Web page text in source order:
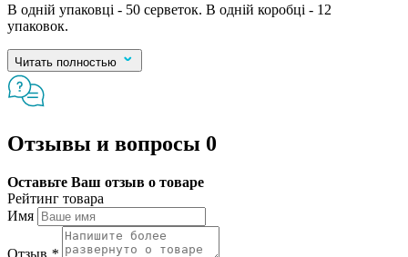
В одній упаковці - 50 серветок. В одній коробці - 12
упаковок.
Читать полностью
Отзывы и вопросы 0
Оставьте Ваш отзыв о товаре
Рейтинг товара
Имя
Отзыв *